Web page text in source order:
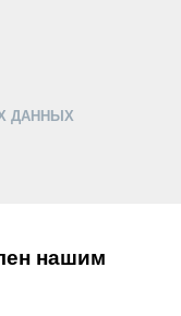
ДАННЫХ
нашим